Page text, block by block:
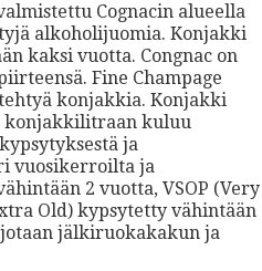
Cognacin alueella
alkoholijuomia. Konjakki
kaksi vuotta. Congnac on
Fine Champage
konjakkia. Konjakki
konjakkilitraan kuluu
ja
vuosikerroilta ja
2 vuotta, VSOP (Very
Old) kypsytetty vähintään
jälkiruokakakun ja